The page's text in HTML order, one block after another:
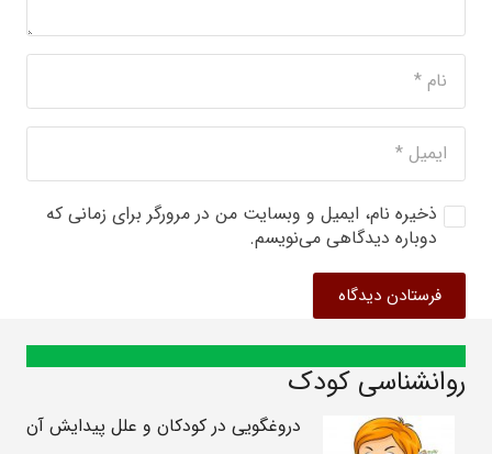
ذخیره نام، ایمیل و وبسایت من در مرورگر برای زمانی که
دوباره دیدگاهی می‌نویسم.
فرستادن دیدگاه
روانشناسی کودک
دروغگویی در کودکان و علل پیدایش آن